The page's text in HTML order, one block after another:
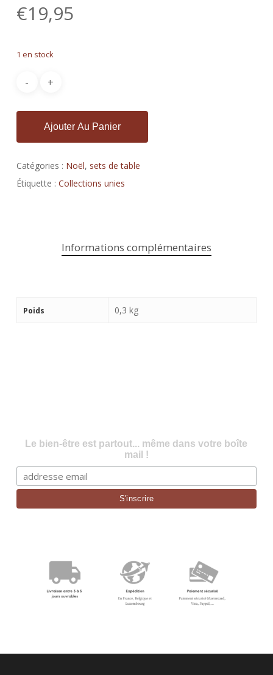
€19,95
1 en stock
Ajouter Au Panier
Catégories : Noël, sets de table
Étiquette : Collections unies
Informations complémentaires
Poids 0,3 kg
Le bien-être est partout... même dans votre boîte
mail !